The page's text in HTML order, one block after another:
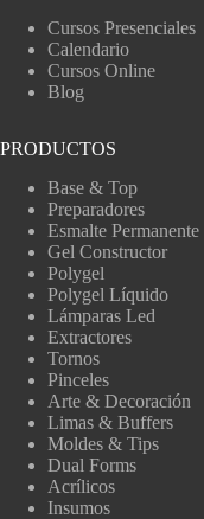
Cursos Presenciales
Calendario
Cursos Online
Blog
PRODUCTOS
Base & Top
Preparadores
Esmalte Permanente
Gel Constructor
Polygel
Polygel Líquido
Lámparas Led
Extractores
Tornos
Pinceles
Arte & Decoración
Limas & Buffers
Moldes & Tips
Dual Forms
Acrílicos
Insumos